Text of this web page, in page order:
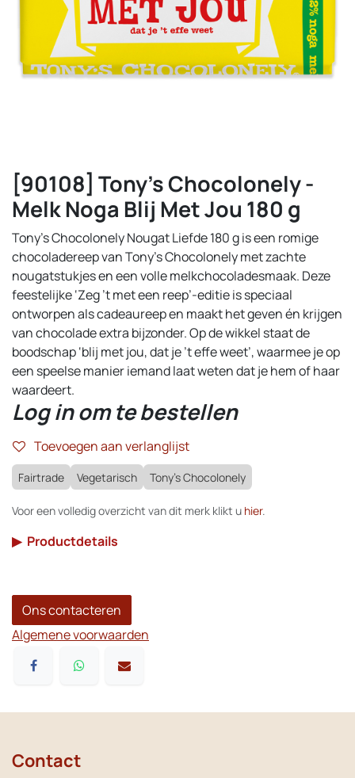
[90108] Tony's Chocolonely -
Melk Noga Blij Met Jou 180 g
Tony’s Chocolonely Nougat Liefde 180 g is een romige
chocoladereep van Tony's Chocolonely met zachte
nougatstukjes en een volle melkchocoladesmaak. Deze
feestelijke ‘Zeg ’t met een reep’-editie is speciaal
ontworpen als cadeaureep en maakt het geven én krijgen
van chocolade extra bijzonder. Op de wikkel staat de
boodschap ‘blij met jou, dat je ’t effe weet’, waarmee je op
een speelse manier iemand laat weten dat je hem of haar
waardeert.
Log in om te bestellen
Toevoegen aan verlanglijst
Fairtrade Vegetarisch Tony's Chocolonely
Voor een volledig overzicht van dit merk klikt u hier.
▶ Productdetails
Ons contacteren
Algemene voorwaarden
Contact